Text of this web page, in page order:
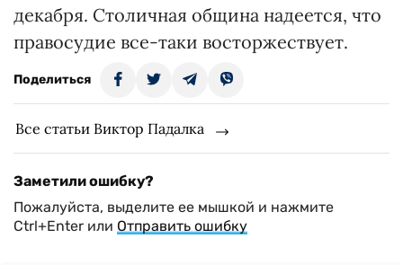
декабря. Столичная община надеется, что
правосудие все-таки восторжествует.
Поделиться
Все статьи Виктор Падалка
Заметили ошибку?
Пожалуйста, выделите ее мышкой и нажмите
Ctrl+Enter или Отправить ошибку